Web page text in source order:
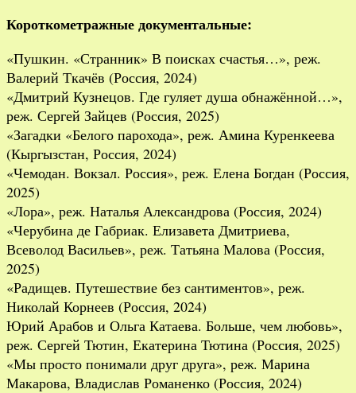
Короткометражные документальные:
«Пушкин. «Странник» В поисках счастья…», реж.
Валерий Ткачёв (Россия, 2024)
«Дмитрий Кузнецов. Где гуляет душа обнажённой…»,
реж. Сергей Зайцев (Россия, 2025)
«Загадки «Белого парохода», реж. Амина Куренкеева
(Кыргызстан, Россия, 2024)
«Чемодан. Вокзал. Россия», реж. Елена Богдан (Россия,
2025)
«Лора», реж. Наталья Александрова (Россия, 2024)
«Черубина де Габриак. Елизавета Дмитриева,
Всеволод Васильев», реж. Татьяна Малова (Россия,
2025)
«Радищев. Путешествие без сантиментов», реж.
Николай Корнеев (Россия, 2024)
Юрий Арабов и Ольга Катаева. Больше, чем любовь»,
реж. Сергей Тютин, Екатерина Тютина (Россия, 2025)
«Мы просто понимали друг друга», реж. Марина
Макарова, Владислав Романенко (Россия, 2024)